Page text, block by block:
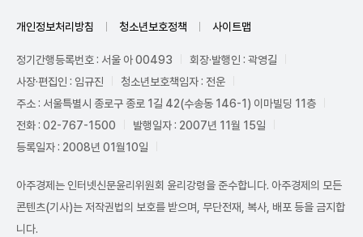
개인정보처리방침 청소년보호정책 사이트맵
정기간행등록번호 : 서울 아 00493
회장·발행인 : 곽영길
사장·편집인 : 임규진
청소년보호책임자 : 전운
주소 : 서울특별시 종로구 종로 1길 42(수송동 146-1) 이마빌딩 11층
전화 : 02-767-1500
발행일자 : 2007년 11월 15일
등록일자 : 2008년 01월10일
아주경제는 인터넷신문윤리위원회 윤리강령을 준수합니다. 아주경제의 모든
콘텐츠(기사)는 저작권법의 보호를 받으며, 무단전재, 복사, 배포 등을 금지합
니다.